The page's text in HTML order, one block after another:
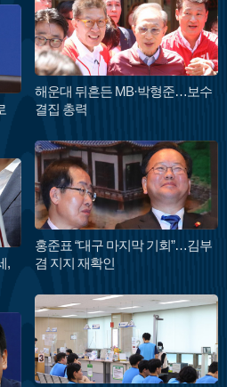
,
해운대 뒤흔든 MB·박형준…보수
결집 총력
홍준표 “대구 마지막 기회”…김부
겸 지지 재확인